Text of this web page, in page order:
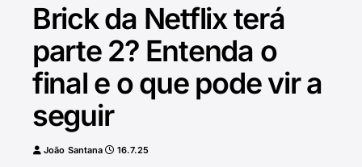
Brick da Netflix terá
parte 2? Entenda o
final e o que pode vir a
seguir
João Santana 16.7.25